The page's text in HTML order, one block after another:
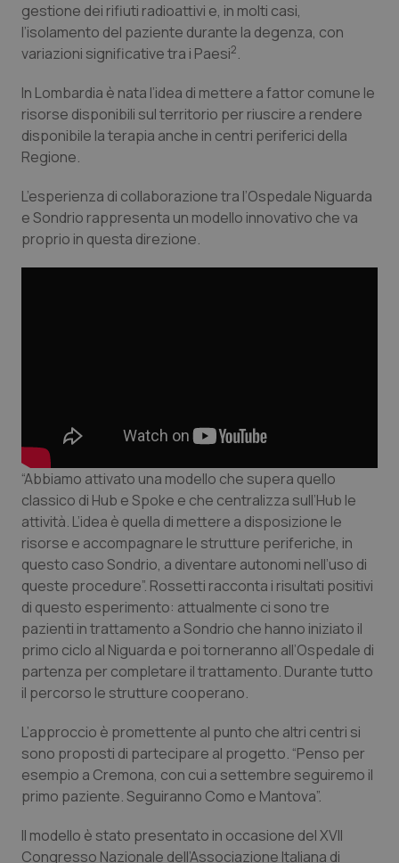
Umbria
Valle D’Aosta
Veneto
Oftalmologia
Oncodermatologia
Oncoematologia
Oncologia & Nutrizione
Psoriasi & pelle
Quotidiano Cardiologia
Rene & patologie urogenitali
Salute orale & impianti
Sangue & coagulazione
Tiroide
Tumore al seno
Tumore ovarico
Tumori gastrointestinali
Ulcera & Reflusso
Vaccini
gestione dei rifiuti radioattivi e, in molti casi,
l’isolamento del paziente durante la degenza, con
variazioni significative tra i Paesi2.
In Lombardia è nata l’idea di mettere a fattor comune le
risorse disponibili sul territorio per riuscire a rendere
disponibile la terapia anche in centri periferici della
Regione.
L’esperienza di collaborazione tra l’Ospedale Niguarda
e Sondrio rappresenta un modello innovativo che va
proprio in questa direzione.
“Abbiamo attivato una modello che supera quello
classico di Hub e Spoke e che centralizza sull’Hub le
attività. L’idea è quella di mettere a disposizione le
risorse e accompagnare le strutture periferiche, in
questo caso Sondrio, a diventare autonomi nell’uso di
queste procedure”. Rossetti racconta i risultati positivi
di questo esperimento: attualmente ci sono tre
pazienti in trattamento a Sondrio che hanno iniziato il
primo ciclo al Niguarda e poi torneranno all’Ospedale di
partenza per completare il trattamento. Durante tutto
il percorso le strutture cooperano.
L’approccio è promettente al punto che altri centri si
sono proposti di partecipare al progetto. “Penso per
esempio a Cremona, con cui a settembre seguiremo il
primo paziente. Seguiranno Como e Mantova”.
Il modello è stato presentato in occasione del XVII
Congresso Nazionale dell’Associazione Italiana di